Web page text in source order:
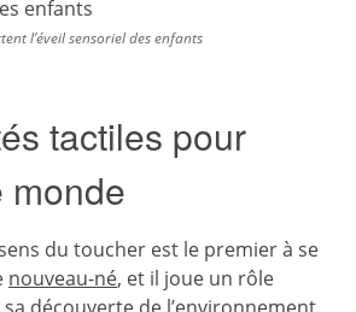
l’éveil sensoriel des enfants
tactiles pour
monde
du toucher est le premier à se
nouveau-né, et il joue un rôle